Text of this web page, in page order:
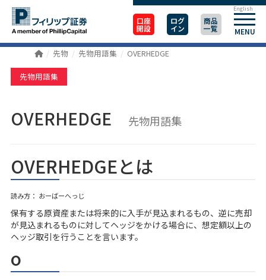
口座
開設
ログ
イン
商品
一覧 MENU
English
先物 先物用語集 OVERHEDGE
先物用語集
OVERHEDGE 先物用語集
OVERHEDGEとは
読み方： おーばーへっじ
保有する原資産または将来的に入手が見込まれるもの、逆に売却
が見込まれるものに対してヘッジをかける場合に、想定額以上の
ヘッジ取引を行うことを言います。
o